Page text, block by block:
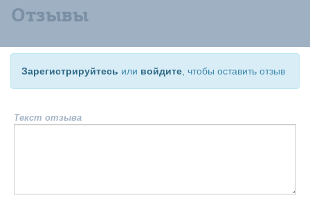
Отзывы
Зарегистрируйтесь или войдите , чтобы оставить отзыв
Текст отзыва